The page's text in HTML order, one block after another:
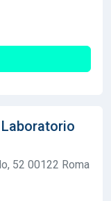
52 00122 Roma